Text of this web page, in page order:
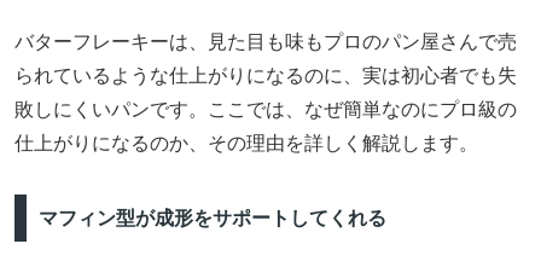
バターフレーキーは、見た目も味もプロのパン屋さんで売
られているような仕上がりになるのに、実は初心者でも失
敗しにくいパンです。ここでは、なぜ簡単なのにプロ級の
仕上がりになるのか、その理由を詳しく解説します。
マフィン型が成形をサポートしてくれる